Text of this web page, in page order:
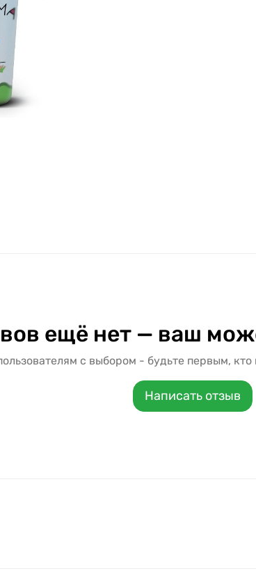
ещё нет — ваш
с выбором - будьте первым,
Написать отзыв